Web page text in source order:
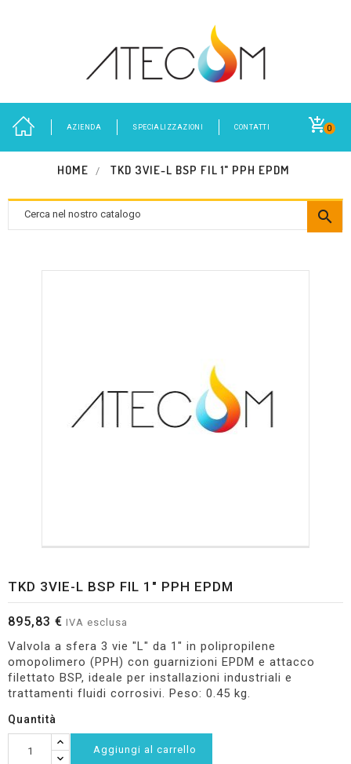
0
AZIENDA SPECIALIZZAZIONI CONTATTI
HOME TKD 3VIE-L BSP FIL 1" PPH EPDM

TKD 3VIE-L BSP FIL 1" PPH EPDM
895,83 € IVA esclusa
Valvola a sfera 3 vie "L" da 1" in polipropilene
omopolimero (PPH) con guarnizioni EPDM e attacco
filettato BSP, ideale per installazioni industriali e
trattamenti fluidi corrosivi. Peso: 0.45 kg.
Quantità
Aggiungi al carrello